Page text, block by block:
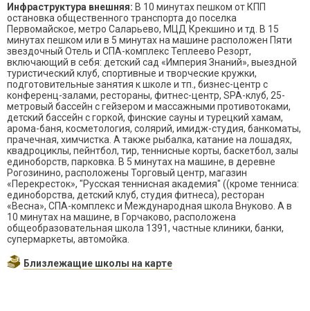
Инфраструктура внешняя: В 10 минутах пешком от КПП
остановка общественного транспорта до поселка
Первомайское, метро Саларьево, МЦД Крекшино и тд. В 15
минутах пешком или в 5 минутах на машине расположен Пяти
звездочный Отель и СПА-комплекс Теплеево Резорт,
включающий в себя: детский сад «Империя Знаний», выездной
туристический клуб, спортивные и творческие кружки,
подготовительные занятия к школе и тп., бизнес-центр с
конференц-залами, рестораны, фитнес-центр, SPA-клуб, 25-
метровый бассейн с гейзером и массажными противотоками,
детский бассейн с горкой, финские сауны и турецкий хамам,
арома-баня, косметология, солярий, имидж-студия, банкоматы,
прачечная, химчистка. А также рыбалка, катание на лошадях,
квадроциклы, пейнтбол, тир, теннисные корты, баскетбол, залы
единоборств, парковка. В 5 минутах на машине, в деревне
Рогозинино, расположены Торговый центр, магазин
«Перекресток», "Русская теннисная академия" ((кроме тенниса:
единоборства, детский клуб, студия фитнеса), ресторан
«Весна», СПА-комплекс и Международная школа Внуково. А в
10 минутах на машине, в Горчаково, расположена
общеобразовательная школа 1391, частные клиники, банки,
супермаркеты, автомойка.
Близлежащие школы на карте